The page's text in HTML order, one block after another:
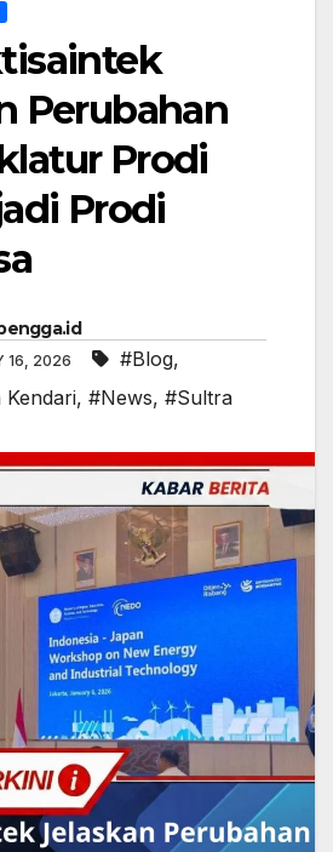
Perubahan
Prodi
Prodi
16, 2026 #Blog,
Kendari, #News, #Sultra